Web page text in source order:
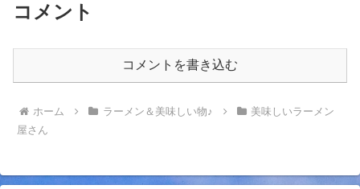
コメント
コメントを書き込む
ホーム ラーメン＆美味しい物♪
美味しいラーメン
屋さん